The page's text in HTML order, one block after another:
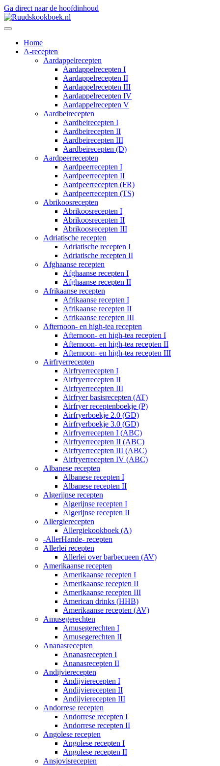
Ga direct naar de hoofdinhoud
Home
A-recepten
Aardappelrecepten
Aardappelrecepten I
Aardappelrecepten II
Aardappelrecepten III
Aardappelrecepten IV
Aardappelrecepten V
Aardbeirecepten
Aardbeirecepten I
Aardbeirecepten II
Aardbeirecepten III
Aardbeirecepten (D)
Aardpeerrecepten
Aardpeerrecepten I
Aardpeerrecepten II
Aardpeerrecepten (FR)
Aardpeerrecepten (TS)
Abrikoosrecepten
Abrikoosrecepten I
Abrikoosrecepten II
Abrikoosrecepten III
Adriatische recepten
Adriatische recepten I
Adriatische recepten II
Afghaanse recepten
Afghaanse recepten I
Afghaanse recepten II
Afrikaanse recepten
Afrikaanse recepten I
Afrikaanse recepten II
Afrikaanse recepten III
Afternoon- en high-tea recepten
Afternoon- en high-tea recepten I
Afternoon- en high-tea recepten II
Afternoon- en high-tea recepten III
Airfryerrecepten
Airfryerrecepten I
Airfryerrecepten II
Airfryerrecepten III
Airfryer basisrecepten (AT)
Airfryer receptenboekje (P)
Airfryerboekje 2.0 (GD)
Airfryerboekje 3.0 (GD)
Airfryerrecepten I (ABC)
Airfryerrecepten II (ABC)
Airfryerrecepten III (ABC)
Airfryerrecepten IV (ABC)
Albanese recepten
Albanese recepten I
Albanese recepten II
Algerijnse recepten
Algerijnse recepten I
Algerijnse recepten II
Allergierecepten
Allergiekookboek (A)
-AllerHande- recepten
Allerlei recepten
Allerlei over barbecueen (AV)
Amerikaanse recepten
Amerikaanse recepten I
Amerikaanse recepten II
Amerikaanse recepten III
American drinks (HHB)
Amerikaanse recepten (AV)
Amusegerechten
Amusegerechten I
Amusegerechten II
Ananasrecepten
Ananasrecepten I
Ananasrecepten II
Andijvierecepten
Andijvierecepten I
Andijvierecepten II
Andijvierecepten III
Andorrese recepten
Andorrese recepten I
Andorrese recepten II
Angolese recepten
Angolese recepten I
Angolese recepten II
Ansjovisrecepten